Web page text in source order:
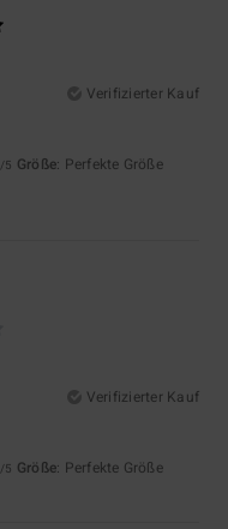
Verifizierter Kauf
/5 Größe: Perfekte Größe
Verifizierter Kauf
/5 Größe: Perfekte Größe